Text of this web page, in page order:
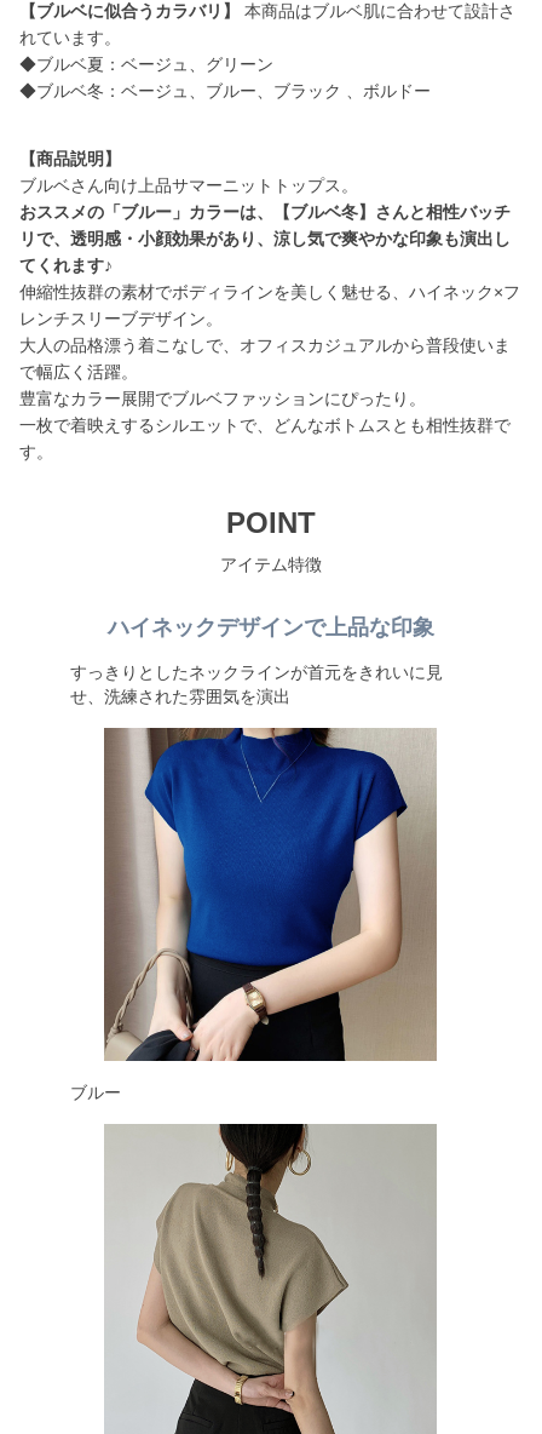
【ブルベに似合うカラバリ】
本商品はブルベ肌に合わせて設計さ
れています。
◆ブルベ夏：ベージュ、グリーン
◆ブルベ冬：ベージュ、ブルー、ブラック 、ボルドー
【商品説明】
おススメの「ブルー」カラーは、【ブルベ冬】さんと相性バッチ
リで、透明感・小顔効果があり、涼し気で爽やかな印象も演出し
てくれます♪
伸縮性抜群の素材でボディラインを美しく魅せる、ハイネック×フ
レンチスリーブデザイン。
大人の品格漂う着こなしで、オフィスカジュアルから普段使いま
で幅広く活躍。
豊富なカラー展開でブルベファッションにぴったり。
一枚で着映えするシルエットで、どんなボトムスとも相性抜群で
す。
POINT
アイテム特徴
ハイネックデザインで上品な印象
すっきりとしたネックラインが首元をきれいに見
せ、洗練された雰囲気を演出
ブルー